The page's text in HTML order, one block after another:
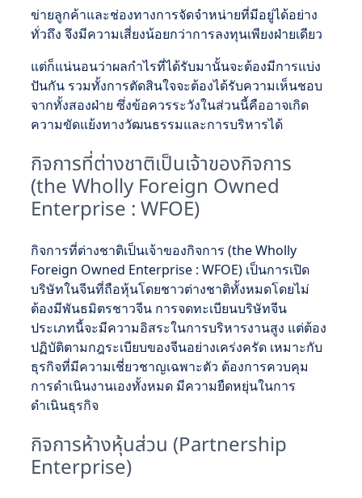
ข่ายลูกค้าและช่องทางการจัดจำหน่ายที่มีอยู่ได้อย่าง
ทั่วถึง จึงมีความเสี่ยงน้อยกว่าการลงทุนเพียงฝ่ายเดียว
แต่ก็แน่นอนว่าผลกำไรที่ได้รับมานั้นจะต้องมีการแบ่ง
ปันกัน รวมทั้งการตัดสินใจจะต้องได้รับความเห็นชอบ
จากทั้งสองฝ่าย ซึ่งข้อควรระวังในส่วนนี้คืออาจเกิด
ความขัดแย้งทางวัฒนธรรมและการบริหารได้
กิจการที่ต่างชาติเป็นเจ้าของกิจการ
(the Wholly Foreign Owned
Enterprise : WFOE)
กิจการที่ต่างชาติเป็นเจ้าของกิจการ (the Wholly
Foreign Owned Enterprise : WFOE) เป็นการเปิด
บริษัทในจีนที่ถือหุ้นโดยชาวต่างชาติทั้งหมดโดยไม่
ต้องมีพันธมิตรชาวจีน การจดทะเบียนบริษัทจีน
ประเภทนี้จะมีความอิสระในการบริหารงานสูง แต่ต้อง
ปฏิบัติตามกฎระเบียบของจีนอย่างเคร่งครัด เหมาะกับ
ธุรกิจที่มีความเชี่ยวชาญเฉพาะตัว ต้องการควบคุม
การดำเนินงานเองทั้งหมด มีความยืดหยุ่นในการ
ดำเนินธุรกิจ
กิจการห้างหุ้นส่วน (Partnership
Enterprise)